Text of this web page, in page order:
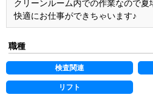
クリーンルーム内での作業なので夏
快適にお仕事ができちゃいます♪
職種
検査関連
リフト